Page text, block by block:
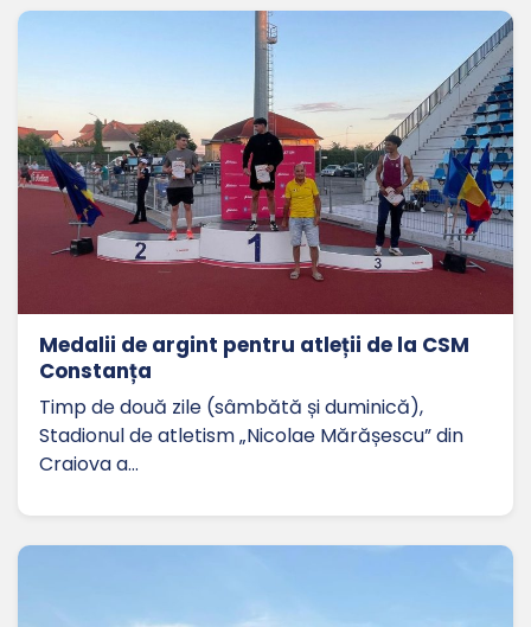
Medalii de argint pentru atleții de la CSM
Constanța
Timp de două zile (sâmbătă și duminică),
Stadionul de atletism „Nicolae Mărășescu” din
Craiova a…